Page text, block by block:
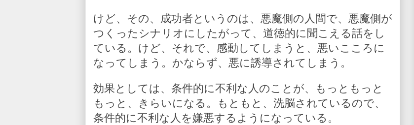
けど、その、成功者というのは、悪魔側の人間で、悪魔側が
つくったシナリオにしたがって、道徳的に聞こえる話をし
ている。けど、それで、感動してしまうと、悪いこころに
なってしまう。かならず、悪に誘導されてしまう。
効果としては、条件的に不利な人のことが、もっともっと
もっと、きらいになる。もともと、洗脳されているので、
条件的に不利な人を嫌悪するようになっている。